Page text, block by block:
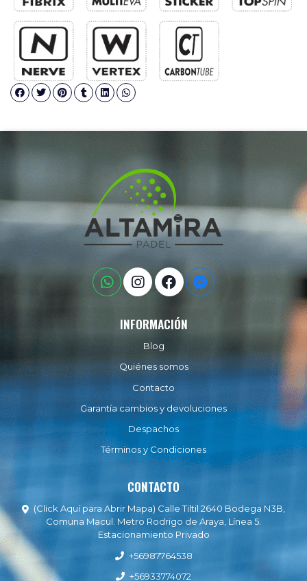
INFORMACIÓN
Blog
Quiénes somos
Contacto
Garantía cambios y devoluciones
Despachos
Términos y Condiciones
CONTACTO
(Click Aquí para Abrir Mapa) Calle Tiltil 2640 Bodega N3B,
Comuna Macul. Metro Rodrigo de Araya, Línea 5.
Estacionamiento Privado
+56987764538
+56933774072